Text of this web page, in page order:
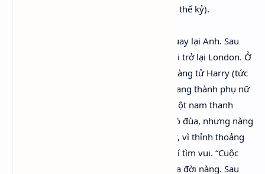
(quãng thời gian này khoảng chừng một thế kỷ).
Rồi tình yêu quê hương trỗi dậy, nàng quay lại Anh. Sau
một thời gian ẩn dật, nàng cảm thấy phải trở lại London. Ở
đây, nàng lại bị theo đuổi lần nữa bởi Hoàng tử Harry (tức
Công chúa Harriet), kẻ trước kia đã cải trang thành phụ nữ
để tán tỉnh nàng, vì lúc đó nàng còn là một nam thanh
niên. Tình yêu với nàng trở thành một trò đùa, nhưng nàng
vẫn cần có tình nhân, bất kể nam hay nữ, vì thỉnh thoảng
nàng lại cải trang thành đàn ông để du hí tìm vui. “Cuộc
sống và một tình nhân,” đó là ý nghĩa của đời nàng. Sau